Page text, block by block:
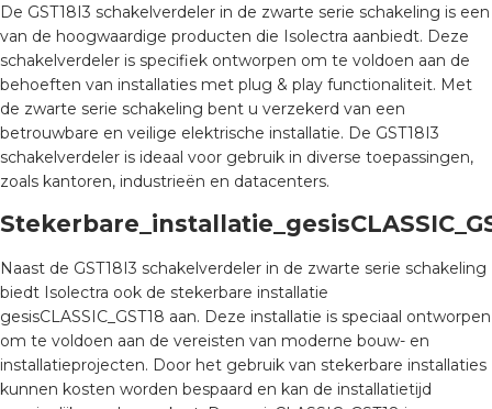
De GST18I3 schakelverdeler in de zwarte serie schakeling is een
van de hoogwaardige producten die Isolectra aanbiedt. Deze
schakelverdeler is specifiek ontworpen om te voldoen aan de
behoeften van installaties met plug & play functionaliteit. Met
de zwarte serie schakeling bent u verzekerd van een
betrouwbare en veilige elektrische installatie. De GST18I3
schakelverdeler is ideaal voor gebruik in diverse toepassingen,
zoals kantoren, industrieën en datacenters.
Naast de GST18I3 schakelverdeler in de zwarte serie schakeling
biedt Isolectra ook de stekerbare installatie
gesisCLASSIC_GST18 aan. Deze installatie is speciaal ontworpen
om te voldoen aan de vereisten van moderne bouw- en
installatieprojecten. Door het gebruik van stekerbare installaties
kunnen kosten worden bespaard en kan de installatietijd
installeren
installeren
installeren in beton
installeren in de tuinbouw
stekerbare vlakkabel
GST®